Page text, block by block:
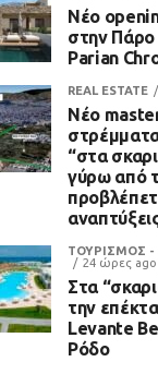
Νέο
στην Πάρο
Parian
REAL ESTATE
Νέο
“στα
γύρω από
ΤΟΥΡΙΣΜΟΣ -
24 ώρες ago
Στα
την
Levante
Ρόδο